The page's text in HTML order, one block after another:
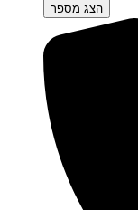
הצג מספר